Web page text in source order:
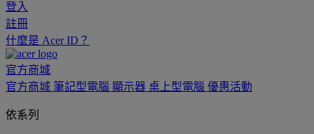
登入
註冊
什麼是 Acer ID？
官方商城
官方商城 筆記型電腦 顯示器 桌上型電腦 優惠活動
依系列